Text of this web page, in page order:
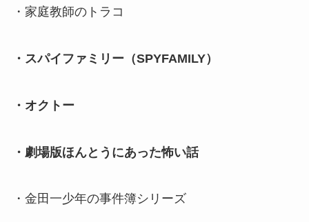
・家庭教師のトラコ
・スパイファミリー（SPYFAMILY）
・オクトー
・劇場版ほんとうにあった怖い話
・金田一少年の事件簿シリーズ